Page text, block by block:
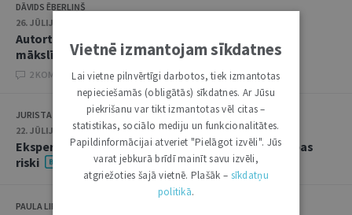
DĀVIDS ĒBERLIŅŠ
26. JŪLIJS 2026 • 08:00
Autortiesību subjekta un objekta juridiskie aspekti
mākslīgā intelekta kontekstā
2 KOMENTĀRI
JURISTA VĀRDS
22. JŪLIJS 2026 • 14:00
Ekspertu saruna jūlijā: krimināltiesības un būvniecības
riski
PAULA LIPE
Vietnē izmantojam sīkdatnes
Lai vietne pilnvērtīgi darbotos, tiek izmantotas
nepieciešamās (obligātās) sīkdatnes. Ar Jūsu
piekrišanu var tikt izmantotas vēl citas –
statistikas, sociālo mediju un funkcionalitātes.
Papildinformācijai atveriet "Pielāgot izvēli". Jūs
varat jebkurā brīdī mainīt savu izvēli,
atgriežoties šajā vietnē. Plašāk – sīkdatņu
politikā.